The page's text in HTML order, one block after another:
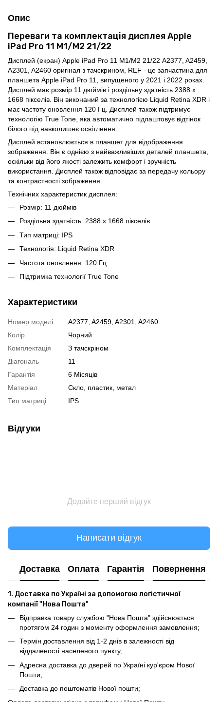
Опис
Переваги та комплектація дисплея Apple
iPad Pro 11 M1/M2 21/22
Дисплей (екран) Apple iPad Pro 11 M1/M2 21/22 A2377, A2459,
A2301, A2460 оригінал з тачскрином, REF - це запчастина для
планшета Apple iPad Pro 11, випущеного у 2021 і 2022 роках.
Дисплей має розмір 11 дюймів і роздільну здатність 2388 x
1668 пікселів. Він виконаний за технологією Liquid Retina XDR і
має частоту оновлення 120 Гц. Дисплей також підтримує
технологію True Tone, яка автоматично підлаштовує відтінок
білого під навколишнє освітлення.
Дисплей встановлюється в планшет для відображення
зображення. Він є однією з найважливіших деталей планшета,
оскільки від його якості залежить комфорт і зручність
використання. Дисплей також відповідає за передачу кольору
та контрастності зображення.
Технічних характеристик дисплея:
Розмір: 11 дюймів
Роздільна здатність: 2388 x 1668 пікселів
Тип матриці: IPS
Технологія: Liquid Retina XDR
Частота оновлення: 120 Гц
Підтримка технології True Tone
Характеристики
Номер моделі
A2377, A2459, A2301, A2460
Колір
Чорний
Комплектація
З тачскріном
Діагональ
11
Гарантія
6 Місяців
Матеріал
Скло, пластик, метал
Тип матриці
IPS
Відгуки
Додайте перший відгук
Написати відгук
Доставка Оплата Гарантія Повернення
1. Доставка по Україні за допомогою логістичної
компанії "Нова Пошта"
Відправка товару службою "Нова Пошта" здійснюється
протягом 24 годин з моменту оформлення замовлення;
Термін доставлення від 1-2 днів в залежності від
віддаленості населеного пункту;
Адресна доставка до дверей по Україні кур'єром Нової
Пошти;
Доставка до поштоматів Нової пошти;